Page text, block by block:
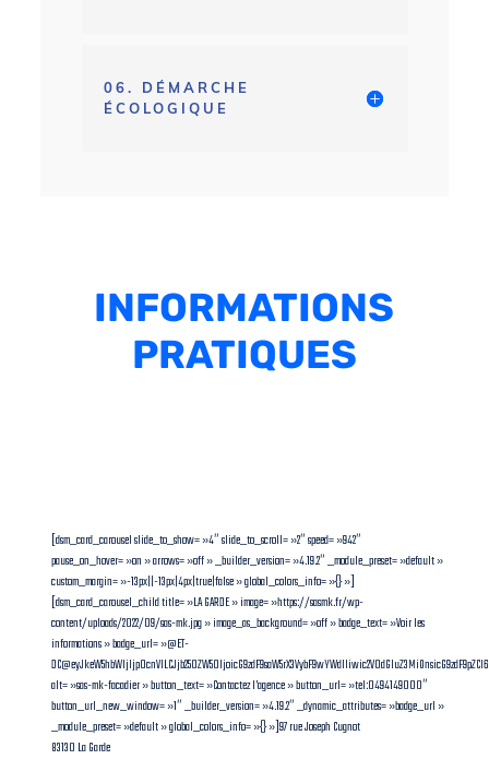
06. DÉMARCHE
ÉCOLOGIQUE
INFORMATIONS
PRATIQUES
[dsm_card_carousel slide_to_show= »4″ slide_to_scroll= »2″ speed= »942″
pause_on_hover= »on » arrows= »off » _builder_version= »4.19.2″ _module_preset= »default »
custom_margin= »-13px||-13px|4px|true|false » global_colors_info= »{} »]
[dsm_card_carousel_child title= »LA GARDE » image= »https://sasmk.fr/wp-
content/uploads/2022/09/sas-mk.jpg » image_as_background= »off » badge_text= »Voir les
informations » badge_url= »@ET-
alt= »sas-mk-facadier » button_text= »Contactez l’agence » button_url= »tel:0494149000″
button_url_new_window= »1″ _builder_version= »4.19.2″ _dynamic_attributes= »badge_url »
_module_preset= »default » global_colors_info= »{} »]97 rue Joseph Cugnot
83130 La Garde